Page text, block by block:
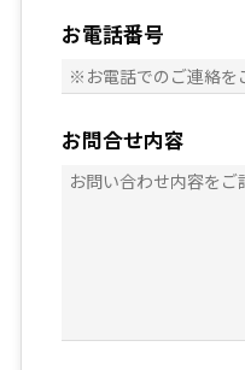
お電話番号
お問合せ内容